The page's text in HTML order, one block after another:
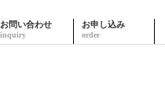
お問い合わせ お申し込み